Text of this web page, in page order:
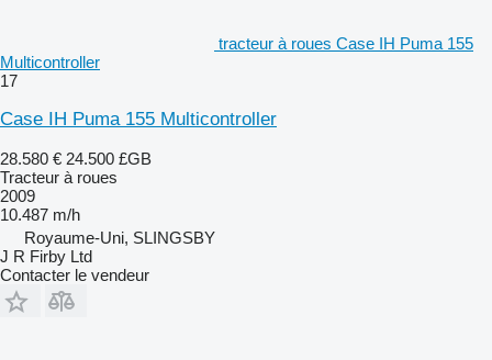
tracteur à roues Case IH Puma 155
Multicontroller
17
Case IH Puma 155 Multicontroller
28.580 € 24.500 £GB
Tracteur à roues
2009
10.487 m/h
Royaume-Uni, SLINGSBY
J R Firby Ltd
Contacter le vendeur